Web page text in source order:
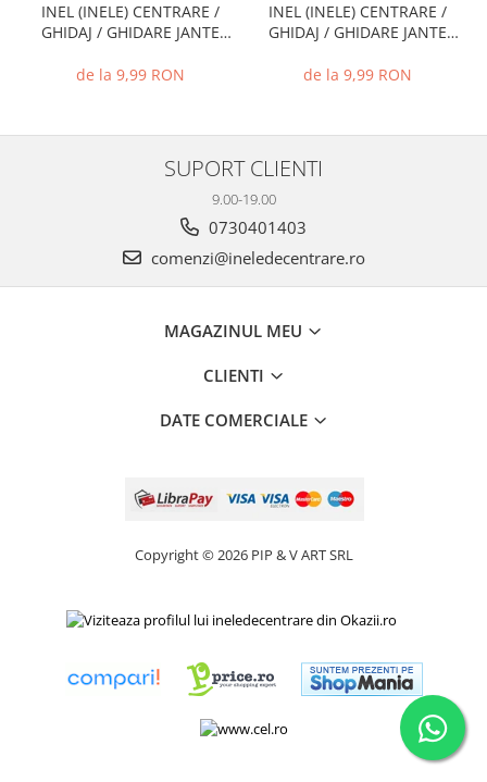
INEL (INELE) CENTRARE /
GHIDAJ / GHIDARE JANTE
de la 9,99 RON
INEL (INELE) CENTRARE /
GHIDAJ / GHIDARE JANTE
de la 9,99 RON
SUPORT CLIENTI
9.00-19.00
0730401403
comenzi@ineledecentrare.ro
MAGAZINUL MEU
CLIENTI
DATE COMERCIALE
Copyright © 2026 PIP & V ART SRL